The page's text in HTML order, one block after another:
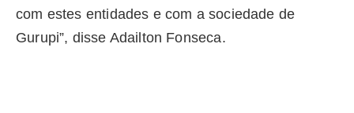
com estes entidades e com a sociedade de
Gurupi”, disse Adailton Fonseca.